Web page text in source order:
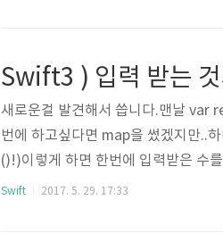
Swift3 ) 입력 받는
새로운걸 발견해서 씁니다.맨날
번에 하고싶다면 map을 썼겠지만..
()!)이렇게 하면 한번에 입력받은 수
왜 몰랐을까요 ㅎㅎ... 암튼 유용해서
Swift 2017. 5. 29. 17:33